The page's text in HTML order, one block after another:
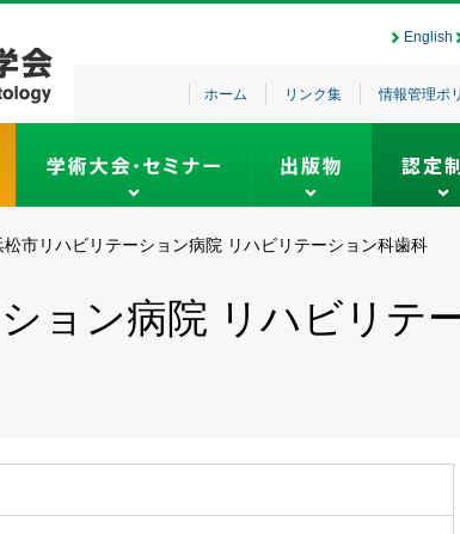
English
ホーム リンク集 情報管理ポ
松市リハビリテーション病院 リハビリテーション科⻭科
ョン病院 リハビリテ